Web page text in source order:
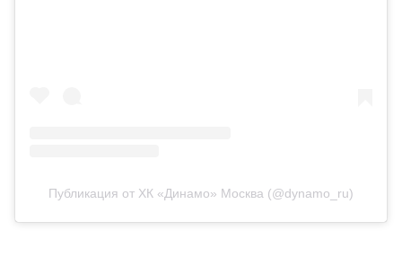
Публикация от ХК «Динамо» Москва (@dynamo_ru)